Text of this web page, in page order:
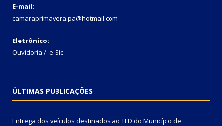
E-mail:
camaraprimavera.pa@hotmail.com
Eletrônico:
Ouvidoria / e-Sic
ÚLTIMAS PUBLICAÇÕES
Entrega dos veículos destinados ao TFD do Município de